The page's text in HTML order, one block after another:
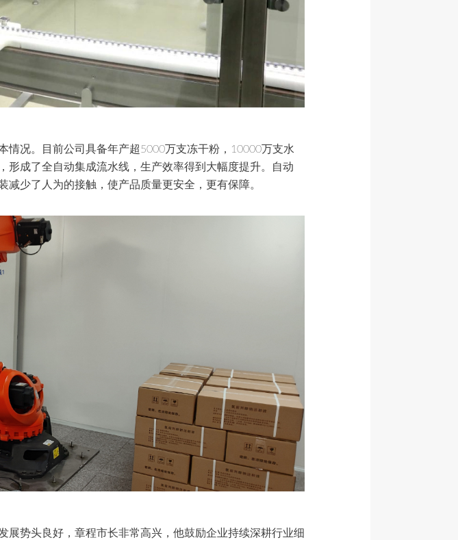
情况。目前公司具备年产超5000万支冻干粉，10000万支水
成了全自动集成流水线，生产效率得到大幅度提升。自动
少了人为的接触，使产品质量更安全，更有保障。
势头良好，章程市长非常高兴，他鼓励企业持续深耕行业细